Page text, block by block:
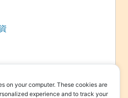
on your computer. These cookies are
experience and to track your